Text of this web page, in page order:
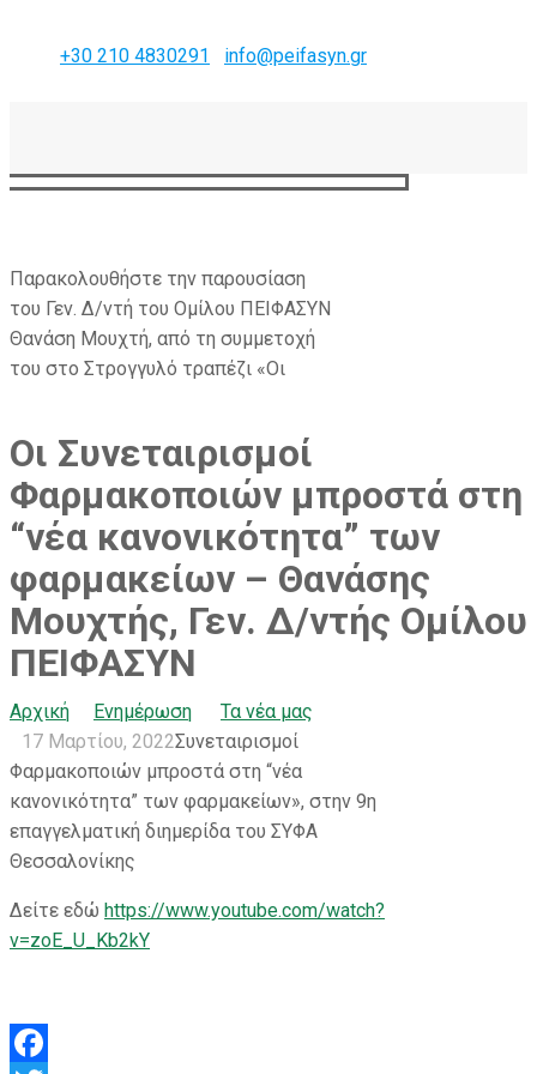
+30 210 4830291 info@peifasyn.gr
Οι Συνεταιρισμοί
Φαρμακοποιών μπροστά στη
“νέα κανονικότητα” των
φαρμακείων – Θανάσης
Μουχτής, Γεν. Δ/ντής Ομίλου
ΠΕΙΦΑΣΥΝ
Αρχική Ενημέρωση
Τα νέα μας
17 Μαρτίου, 2022
Παρακολουθήστε την παρουσίαση
του Γεν. Δ/ντή του Ομίλου ΠΕΙΦΑΣΥΝ
Θανάση Μουχτή, από τη συμμετοχή
του στο Στρογγυλό τραπέζι «Οι
Συνεταιρισμοί
Φαρμακοποιών μπροστά στη “νέα
κανονικότητα” των φαρμακείων», στην 9η
επαγγελματική διημερίδα του ΣΥΦΑ
Θεσσαλονίκης
Δείτε εδώ https://www.youtube.com/watch?
v=zoE_U_Kb2kY